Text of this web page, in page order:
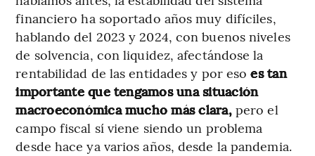
financiero ha soportado años muy difíciles,
hablando del 2023 y 2024, con buenos niveles
de solvencia, con liquidez, afectándose la
rentabilidad de las entidades y por esoes tan
importante que tengamos una situación
macroeconómica mucho más clara,pero el
campo fiscal sí viene siendo un problema
desde hace ya varios años, desde la pandemia.